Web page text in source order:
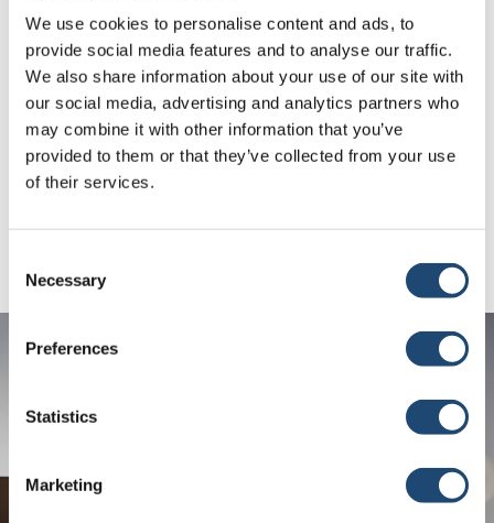
We use cookies to personalise content and ads, to
provide social media features and to analyse our traffic.
We also share information about your use of our site with
our social media, advertising and analytics partners who
may combine it with other information that you’ve
provided to them or that they’ve collected from your use
of their services.
Selection
Necessary
Preferences
Statistics
Marketing
Beitragsnavigation
← 3,8 Liter Drencher
Hebevorrichtung →